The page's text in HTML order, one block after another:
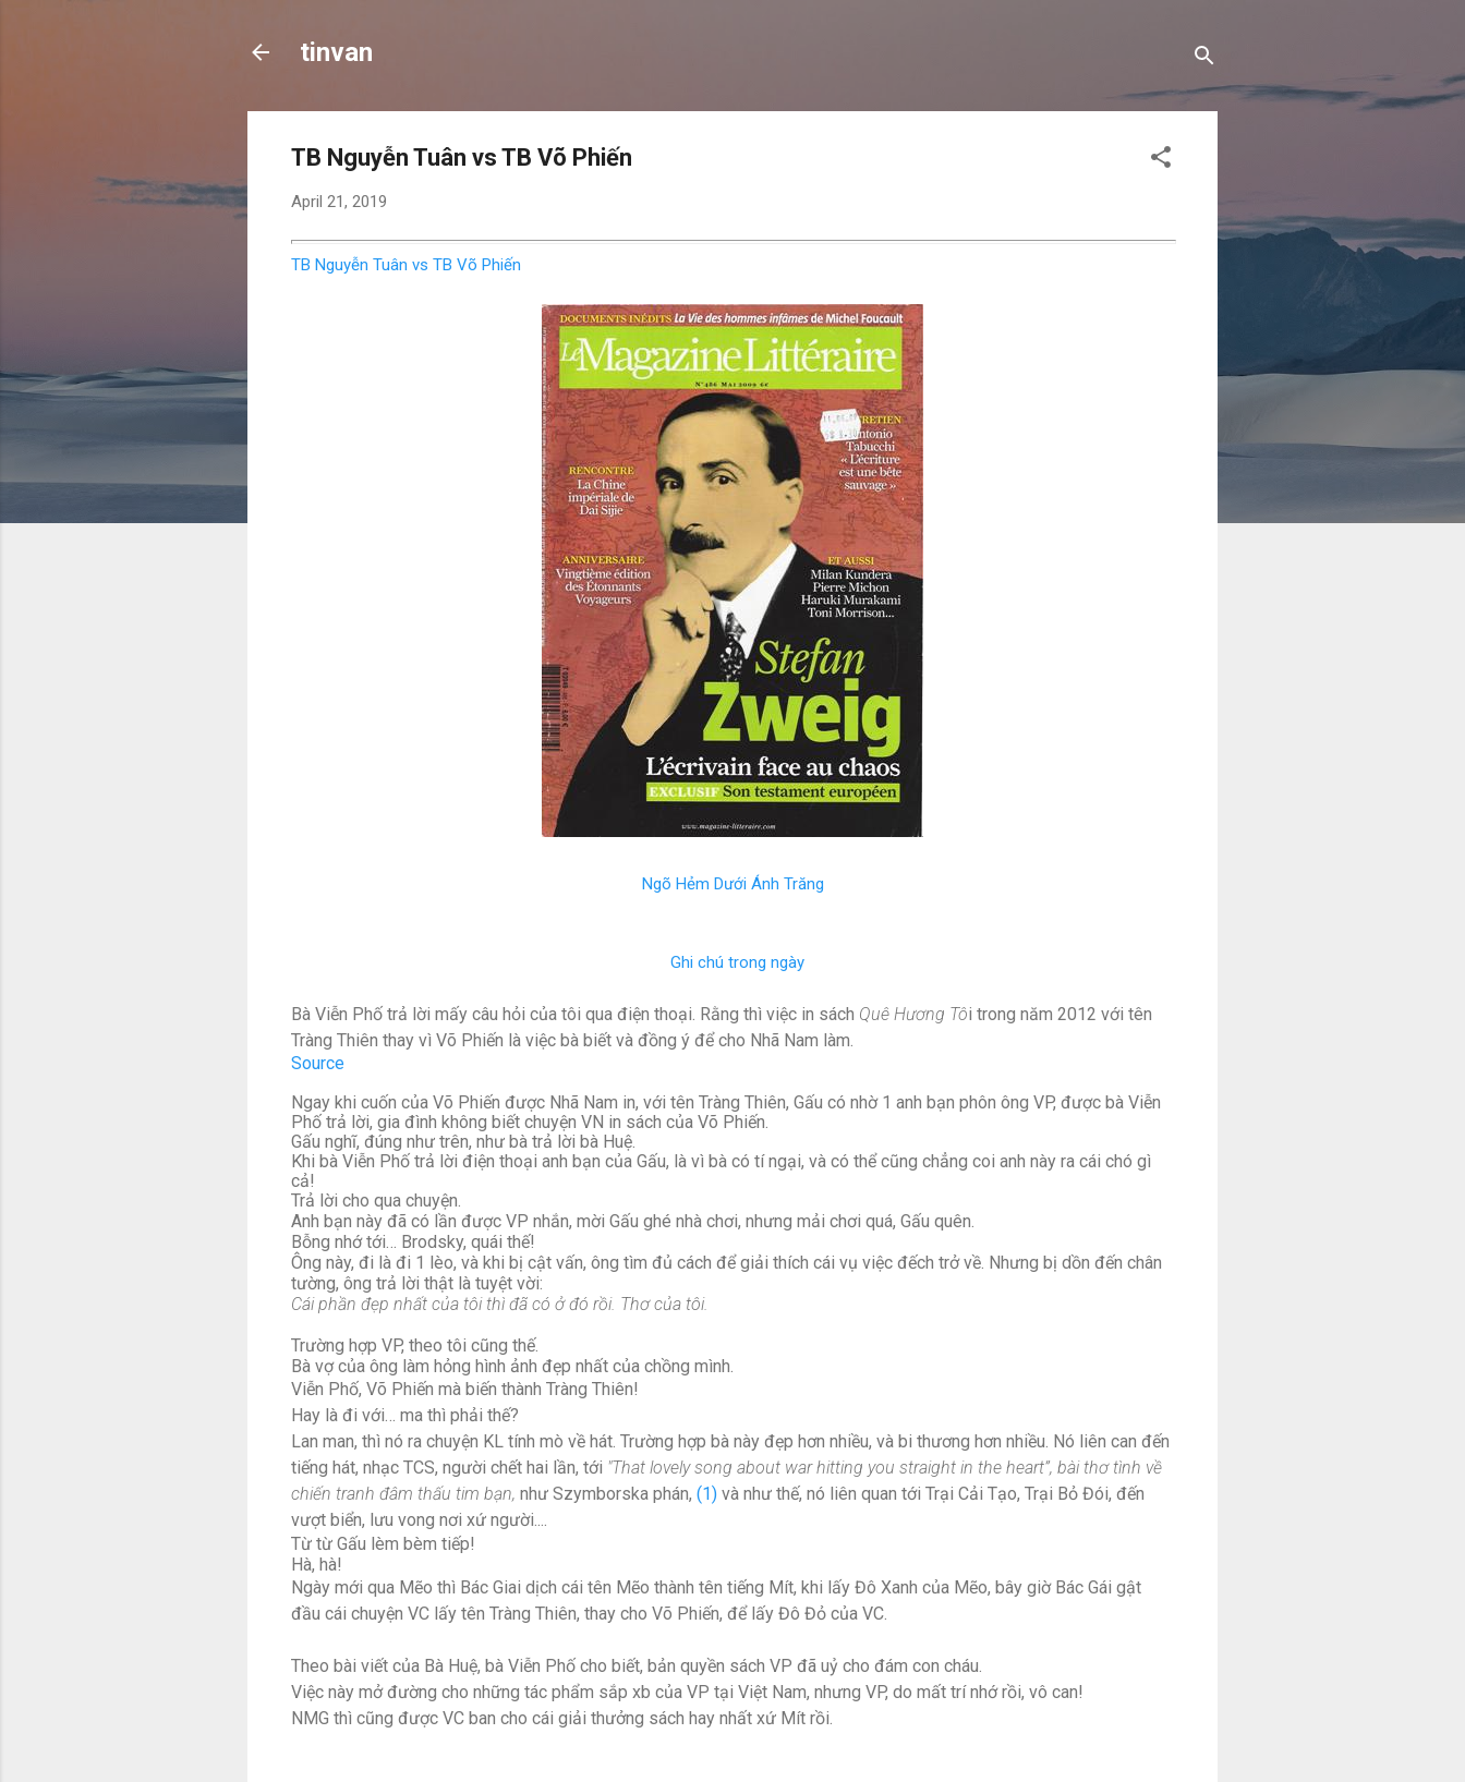
tinvan
TB Nguyễn Tuân vs TB Võ Phiến
April 21, 2019
TB Nguyễn Tuân vs TB Võ Phiến
Ngõ Hẻm Dưới Ánh Trăng
Ghi chú trong ngày
Bà Viễn Phố trả lời mấy câu hỏi của tôi qua điện thoại. Rằng thì việc in sách Quê Hương Tôi trong năm 2012 với tên
Tràng Thiên thay vì Võ Phiến là việc bà biết và đồng ý để cho Nhã Nam làm.
Source
Ngay khi cuốn của Võ Phiến được Nhã Nam in, với tên Tràng Thiên, Gấu có nhờ 1 anh bạn phôn ông VP, được bà Viễn
Phố trả lời, gia đình không biết chuyện VN in sách của Võ Phiến.
Gấu nghĩ, đúng như trên, như bà trả lời bà Huệ.
Khi bà Viễn Phố trả lời điện thoại anh bạn của Gấu, là vì bà có tí ngại, và có thể cũng chẳng coi anh này ra cái chó gì
cả!
Trả lời cho qua chuyện.
Anh bạn này đã có lần được VP nhắn, mời Gấu ghé nhà chơi, nhưng mải chơi quá, Gấu quên.
Bỗng nhớ tới… Brodsky, quái thế!
Ông này, đi là đi 1 lèo, và khi bị cật vấn, ông tìm đủ cách để giải thích cái vụ việc đếch trở về. Nhưng bị dồn đến chân
tường, ông trả lời thật là tuyệt vời:
Cái phần đẹp nhất của tôi thì đã có ở đó rồi. Thơ của tôi.
Trường hợp VP, theo tôi cũng thế.
Bà vợ của ông làm hỏng hình ảnh đẹp nhất của chồng mình.
Viễn Phố, Võ Phiến mà biến thành Tràng Thiên!
Hay là đi với… ma thì phải thế?
Lan man, thì nó ra chuyện KL tính mò về hát. Trường hợp bà này đẹp hơn nhiều, và bi thương hơn nhiều. Nó liên can đến
tiếng hát, nhạc TCS, người chết hai lần, tới "That lovely song about war hitting you straight in the heart”, bài thơ tình về
chiến tranh đâm thấu tim bạn, như Szymborska phán, (1) và như thế, nó liên quan tới Trại Cải Tạo, Trại Bỏ Đói, đến
vượt biển, lưu vong nơi xứ người....
Từ từ Gấu lèm bèm tiếp!
Hà, hà!
Ngày mới qua Mẽo thì Bác Giai dịch cái tên Mẽo thành tên tiếng Mít, khi lấy Đô Xanh của Mẽo, bây giờ Bác Gái gật
đầu cái chuyện VC lấy tên Tràng Thiên, thay cho Võ Phiến, để lấy Đô Đỏ của VC.
Theo bài viết của Bà Huệ, bà Viễn Phố cho biết, bản quyền sách VP đã uỷ cho đám con cháu.
Việc này mở đường cho những tác phẩm sắp xb của VP tại Việt Nam, nhưng VP, do mất trí nhớ rồi, vô can!
NMG thì cũng được VC ban cho cái giải thưởng sách hay nhất xứ Mít rồi.